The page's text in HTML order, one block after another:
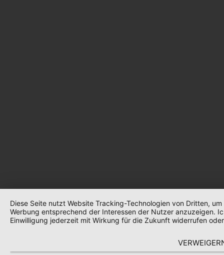
Diese Seite nutzt Website Tracking-Technologien von Dritten,
Werbung entsprechend der Interessen der Nutzer anzuzeigen.
Einwilligung jederzeit mit Wirkung für die Zukunft widerrufen